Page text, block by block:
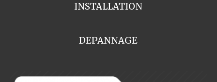
INSTALLATION
DEPANNAGE